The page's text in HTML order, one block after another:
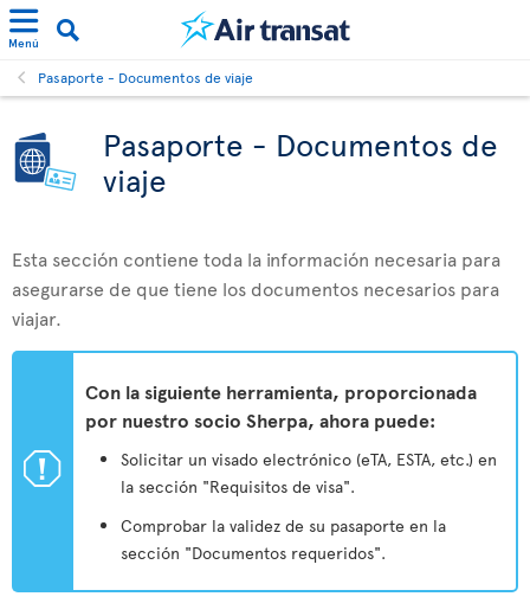
Menú
Pasaporte - Documentos de viaje
Pasaporte - Documentos de
viaje
Esta sección contiene toda la información necesaria para
asegurarse de que tiene los documentos necesarios para
viajar.
ü
Con la siguiente herramienta, proporcionada
por nuestro socio Sherpa, ahora puede:
Solicitar un visado electrónico (eTA, ESTA, etc.) en
la sección "Requisitos de visa".
Comprobar la validez de su pasaporte en la
sección "Documentos requeridos".